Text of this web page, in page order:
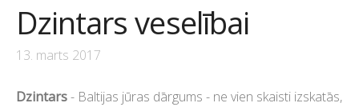
Dzintars veselībai
13. marts 2017
Dzintars- Baltijas jūras dārgums - ne vien skaisti izskatās,